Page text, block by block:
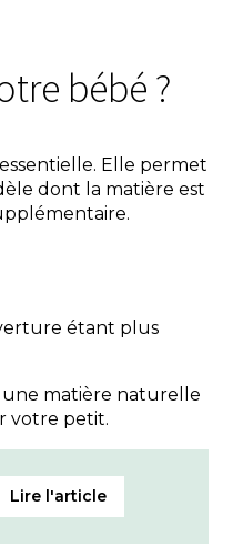
bébé ?
Elle permet
dont la matière est
étant plus
une matière naturelle
votre petit.